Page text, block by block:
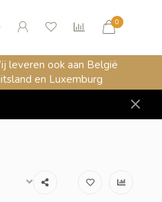
0
leveren ook aan België
en Luxemburg